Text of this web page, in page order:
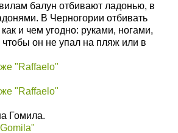
балун отбивают ладонью, в
В Черногории отбивать
и чем угодно: руками, ногами,
чтобы он не упал на пляж или в
Гомила.